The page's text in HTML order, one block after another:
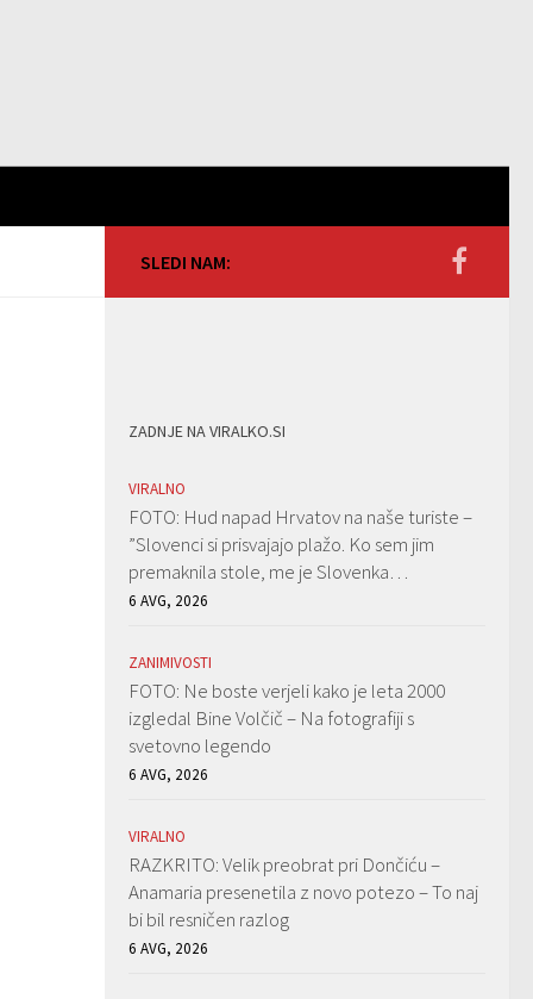
SLEDI NAM:
ZADNJE NA VIRALKO.SI
VIRALNO
FOTO: Hud napad Hrvatov na naše turiste –
”Slovenci si prisvajajo plažo. Ko sem jim
premaknila stole, me je Slovenka…
6 AVG, 2026
ZANIMIVOSTI
FOTO: Ne boste verjeli kako je leta 2000
izgledal Bine Volčič – Na fotografiji s
svetovno legendo
6 AVG, 2026
VIRALNO
RAZKRITO: Velik preobrat pri Dončiću –
Anamaria presenetila z novo potezo – To naj
bi bil resničen razlog
6 AVG, 2026